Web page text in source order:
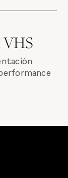
VHS